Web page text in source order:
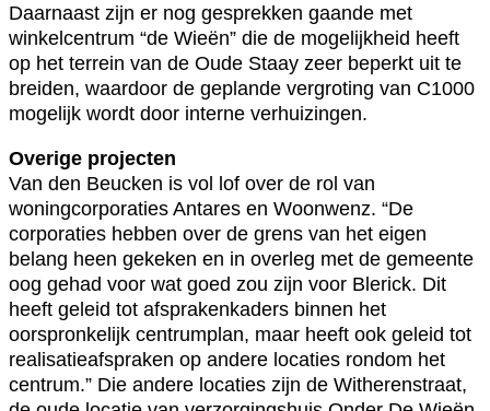
Daarnaast zijn er nog gesprekken gaande met
winkelcentrum “de Wieën” die de mogelijkheid heeft
op het terrein van de Oude Staay zeer beperkt uit te
breiden, waardoor de geplande vergroting van C1000
mogelijk wordt door interne verhuizingen.
Overige projecten
Van den Beucken is vol lof over de rol van
woningcorporaties Antares en Woonwenz. “De
corporaties hebben over de grens van het eigen
belang heen gekeken en in overleg met de gemeente
oog gehad voor wat goed zou zijn voor Blerick. Dit
heeft geleid tot afsprakenkaders binnen het
oorspronkelijk centrumplan, maar heeft ook geleid tot
realisatieafspraken op andere locaties rondom het
centrum.” Die andere locaties zijn de Witherenstraat,